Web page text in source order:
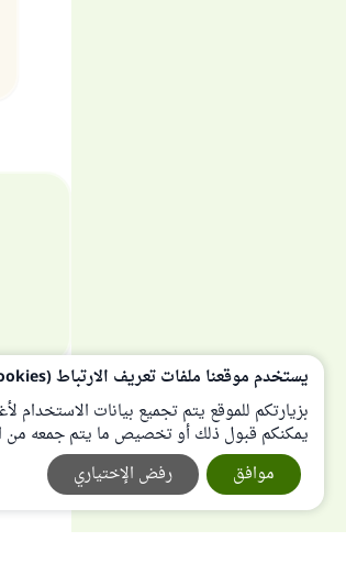
يستخدم موقعنا ملفات تعريف الارتباط (Cookies)
بزيارتكم للموقع يتم تجميع بيانات الاستخدام
يمكنكم قبول ذلك أو تخصيص ما يتم جمعه من
رفض الإختياري موافق